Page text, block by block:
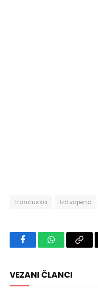
francuska Izdvojeno
FacebookWhatsAppCopy
VEZANI ČLANCI